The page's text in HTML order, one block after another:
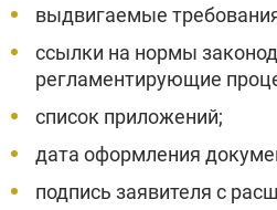
выдвигаемые
ссылки на нормы
регламентирующие
список приложений;
дата оформления
подпись заявителя с